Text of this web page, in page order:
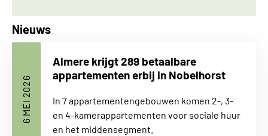
Nieuws
Almere krijgt 289 betaalbare
appartementen erbij in Nobelhorst
6 MEI 2026
In 7 appartementengebouwen komen 2-, 3-
en 4-kamerappartementen voor sociale huur
en het middensegment.